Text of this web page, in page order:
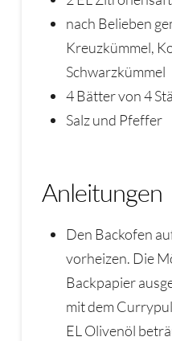
nach Belieben
Kreuzkümmel,
Schwarzkümmel
4 Bätter von 4
Salz und Pfeffer
Anleitungen
Den Backofen
vorheizen. Die
Backpapier
mit dem
EL Olivenöl